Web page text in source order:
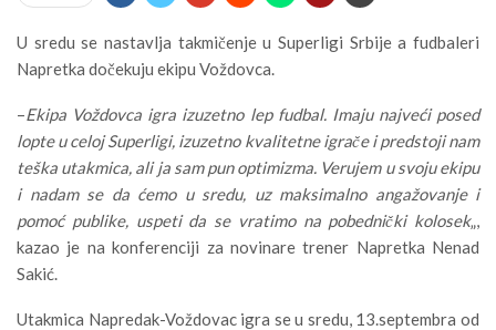
U sredu se nastavlja takmičenje u Superligi Srbije a fudbaleri
Napretka dočekuju ekipu Voždovca.
–Ekipa Voždovca igra izuzetno lep fudbal. Imaju najveći posed
lopte u celoj Superligi, izuzetno kvalitetne igrače i predstoji nam
teška utakmica, ali ja sam pun optimizma. Verujem u svoju ekipu
i nadam se da ćemo u sredu, uz maksimalno angažovanje i
pomoć publike, uspeti da se vratimo na pobednički kolosek„,
kazao je na konferenciji za novinare trener Napretka Nenad
Sakić.
Utakmica Napredak-Voždovac igra se u sredu, 13.septembra od